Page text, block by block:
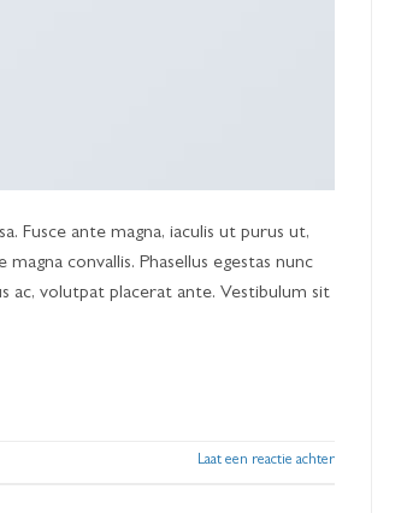
Fusce ante magna, iaculis ut purus ut,
convallis. Phasellus egestas nunc
ac, volutpat placerat ante. Vestibulum sit
Laat een reactie achter